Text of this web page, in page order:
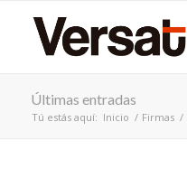
Últimas entradas
Tú estás aquí: Inicio / Firmas /